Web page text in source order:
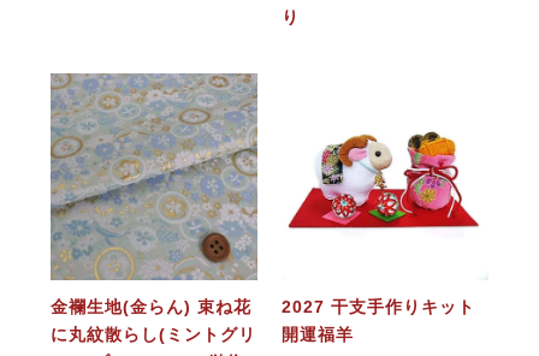
り
金襴生地(金らん) 束ね花
に丸紋散らし(ミントグリ
2027 干支手作りキット
開運福羊